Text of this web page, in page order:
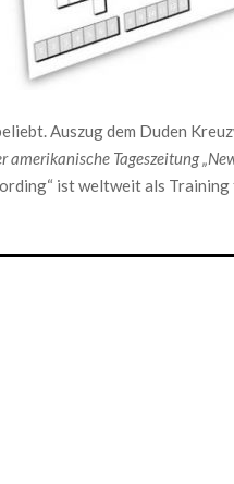
Auszug dem Duden
amerikanische Tageszeitung
ist weltweit als